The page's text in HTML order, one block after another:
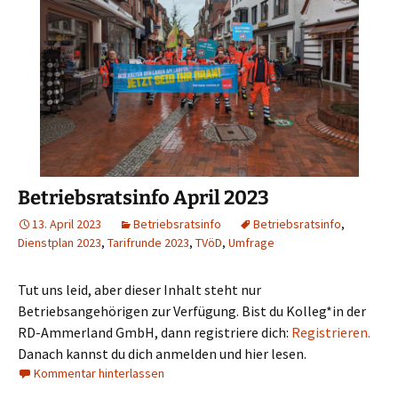
Betriebsratsinfo April 2023
13. April 2023 Betriebsratsinfo Betriebsratsinfo,
Dienstplan 2023, Tarifrunde 2023, TVöD, Umfrage
Tut uns leid, aber dieser Inhalt steht nur
Betriebsangehörigen zur Verfügung. Bist du Kolleg*in der
RD-Ammerland GmbH, dann registriere dich: Registrieren.
Danach kannst du dich anmelden und hier lesen.
Kommentar hinterlassen